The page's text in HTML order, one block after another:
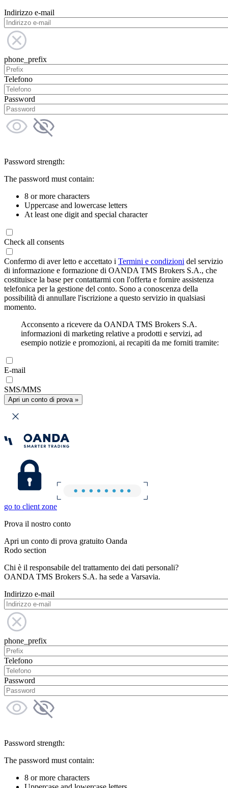
Indirizzo e-mail
phone_prefix
Telefono
Password
Password strength:
The password must contain:
8 or more characters
Uppercase and lowercase letters
At least one digit and special character
Check all consents
Confermo di aver letto e accettato i Termini e condizioni del servizio
di informazione e formazione di OANDA TMS Brokers S.A., che
costituisce la base per contattarmi con l'offerta e fornire assistenza
telefonica per la gestione del conto. Sono a conoscenza della
possibilità di annullare l'iscrizione a questo servizio in qualsiasi
momento.
Acconsento a ricevere da OANDA TMS Brokers S.A.
informazioni di marketing relative a prodotti e servizi, ad
esempio notizie e promozioni, ai recapiti da me forniti tramite:
E-mail
SMS/MMS
Apri un conto di prova »
go to client zone
Prova il nostro conto
Apri un conto di prova gratuito Oanda
Rodo section
Chi è il responsabile del trattamento dei dati personali?
OANDA TMS Brokers S.A. ha sede a Varsavia.
Indirizzo e-mail
phone_prefix
Telefono
Password
Password strength:
The password must contain:
8 or more characters